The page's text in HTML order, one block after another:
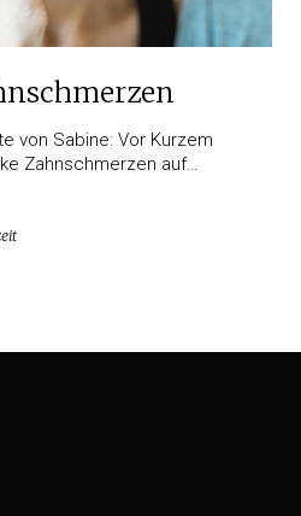
von Sabine: Vor Kurzem
Zahnschmerzen auf…